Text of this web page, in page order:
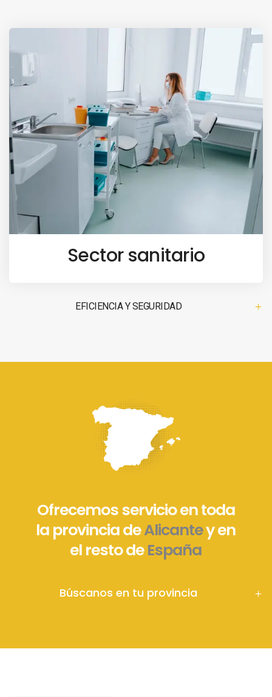
Sector sanitario
EFICIENCIA Y SEGURIDAD
Ofrecemos servicio en toda
la provincia deAlicantey en
el resto deEspaña
Búscanos en tu provincia